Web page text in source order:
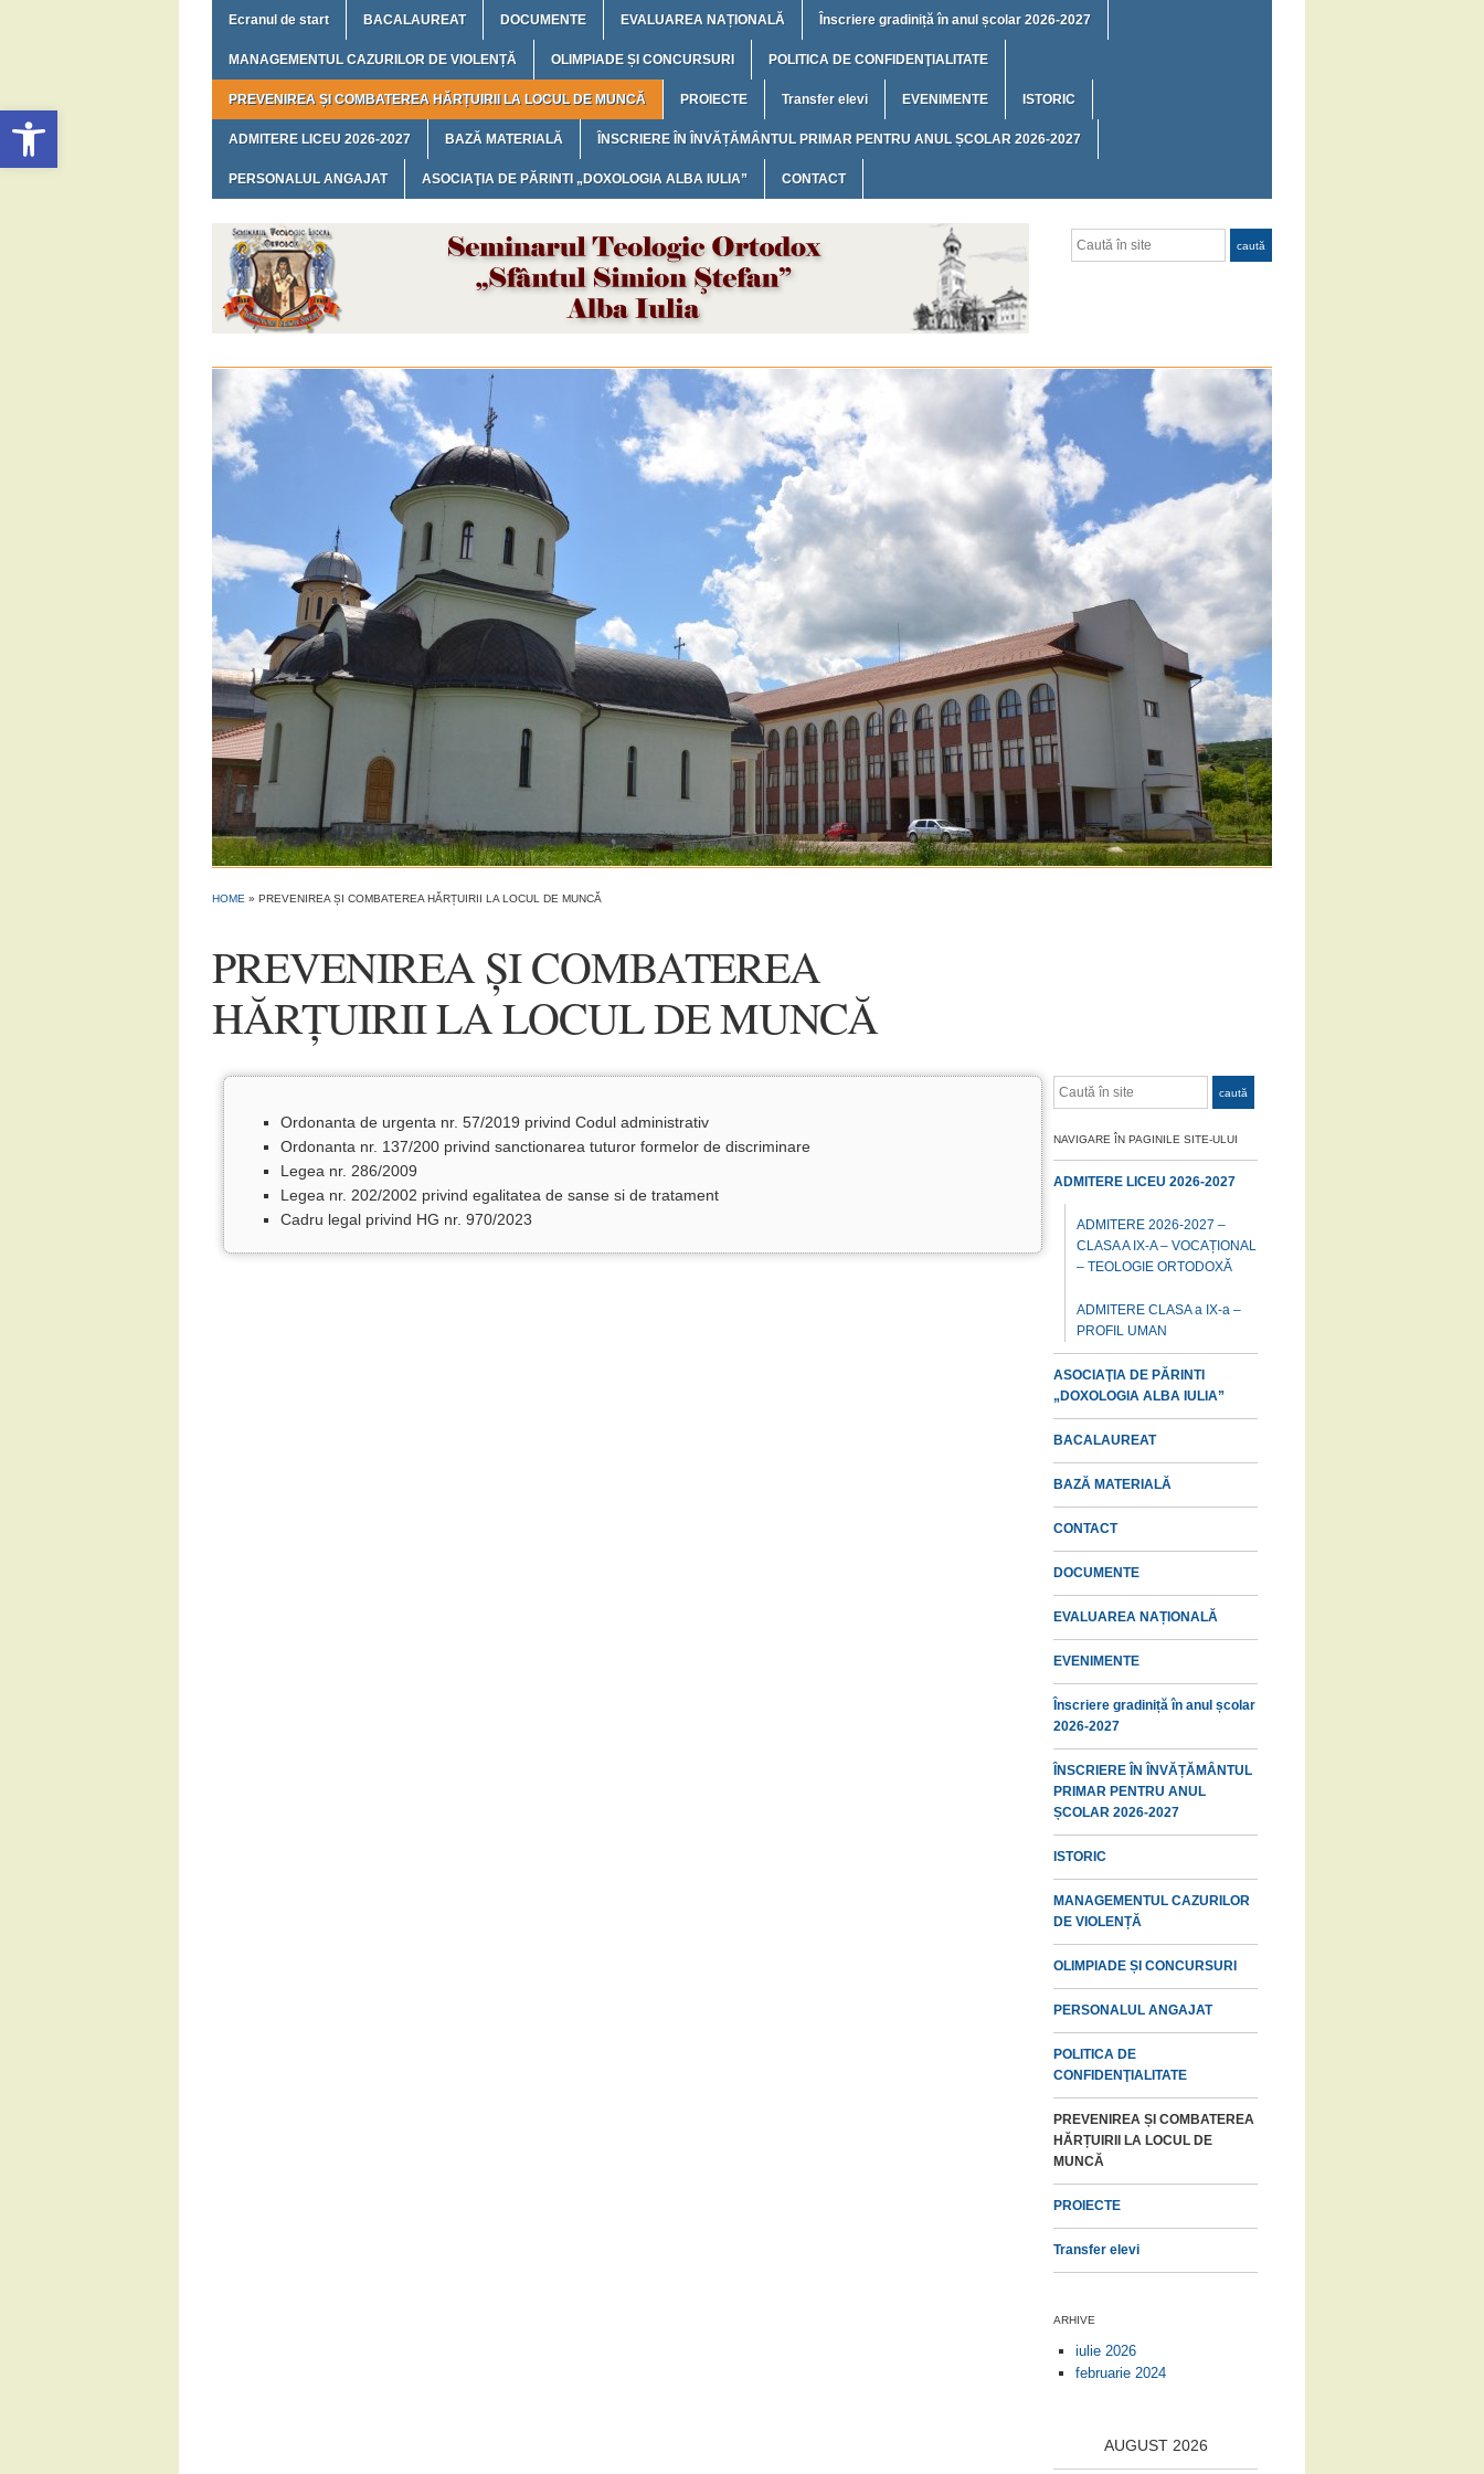
Deschide bara de unelte
Ecranul de start BACALAUREAT DOCUMENTE EVALUAREA NAȚIONALĂ Înscriere gradiniță în anul școlar 2026-2027
MANAGEMENTUL CAZURILOR DE VIOLENȚĂ OLIMPIADE ȘI CONCURSURI POLITICA DE CONFIDENŢIALITATE
PREVENIREA ȘI COMBATEREA HĂRȚUIRII LA LOCUL DE MUNCĂ PROIECTE Transfer elevi EVENIMENTE ISTORIC
ADMITERE LICEU 2026-2027 BAZĂ MATERIALĂ ÎNSCRIERE ÎN ÎNVĂȚĂMÂNTUL PRIMAR PENTRU ANUL ȘCOLAR 2026-2027
PERSONALUL ANGAJAT ASOCIAŢIA DE PĂRINTI „DOXOLOGIA ALBA IULIA” CONTACT
Caută caută
HOME » PREVENIREA ȘI COMBATEREA HĂRȚUIRII LA LOCUL DE MUNCĂ
PREVENIREA ȘI COMBATEREA
HĂRȚUIRII LA LOCUL DE MUNCĂ
Ordonanta de urgenta nr. 57/2019 privind Codul administrativ
Ordonanta nr. 137/200 privind sanctionarea tuturor formelor de discriminare
Legea nr. 286/2009
Legea nr. 202/2002 privind egalitatea de sanse si de tratament
Cadru legal privind HG nr. 970/2023
Caută caută
NAVIGARE ÎN PAGINILE SITE-ULUI
ADMITERE LICEU 2026-2027
ADMITERE 2026-2027 –
CLASA A IX-A – VOCAȚIONAL
– TEOLOGIE ORTODOXĂ
ADMITERE CLASA a IX-a –
PROFIL UMAN
ASOCIAŢIA DE PĂRINTI
„DOXOLOGIA ALBA IULIA”
BACALAUREAT
BAZĂ MATERIALĂ
CONTACT
DOCUMENTE
EVALUAREA NAȚIONALĂ
EVENIMENTE
Înscriere gradiniță în anul școlar
2026-2027
ÎNSCRIERE ÎN ÎNVĂȚĂMÂNTUL
PRIMAR PENTRU ANUL
ȘCOLAR 2026-2027
ISTORIC
MANAGEMENTUL CAZURILOR
DE VIOLENȚĂ
OLIMPIADE ȘI CONCURSURI
PERSONALUL ANGAJAT
POLITICA DE
CONFIDENŢIALITATE
PREVENIREA ȘI COMBATEREA
HĂRȚUIRII LA LOCUL DE
MUNCĂ
PROIECTE
Transfer elevi
ARHIVE
iulie 2026
februarie 2024
AUGUST 2026